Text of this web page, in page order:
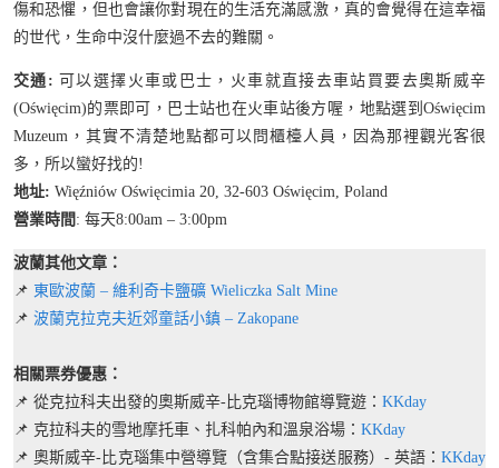
傷和恐懼，但也會讓你對現在的生活充滿感激，真的會覺得在這幸福
的世代，生命中沒什麼過不去的難關。
交通: 可以選擇火車或巴士，火車就直接去車站買要去奧斯威辛
(Oświęcim)的票即可，巴士站也在火車站後方喔，地點選到Oświęcim
Muzeum，其實不清楚地點都可以問櫃檯人員，因為那裡觀光客很
多，所以蠻好找的!
地址: Więźniów Oświęcimia 20, 32-603 Oświęcim, Poland
營業時間 : 每天8:00am – 3:00pm
波蘭其他文章：
📌 東歐波蘭 – 維利奇卡鹽礦 Wieliczka Salt Mine
📌 波蘭克拉克夫近郊童話小鎮 – Zakopane
相關票券優惠：
📌 從克拉科夫出發的奧斯威辛-比克瑙博物館導覽遊： KKday
📌 克拉科夫的雪地摩托車、扎科帕內和溫泉浴場： KKday
📌 奧斯威辛-比克瑙集中營導覽（含集合點接送服務）- 英語： KKday